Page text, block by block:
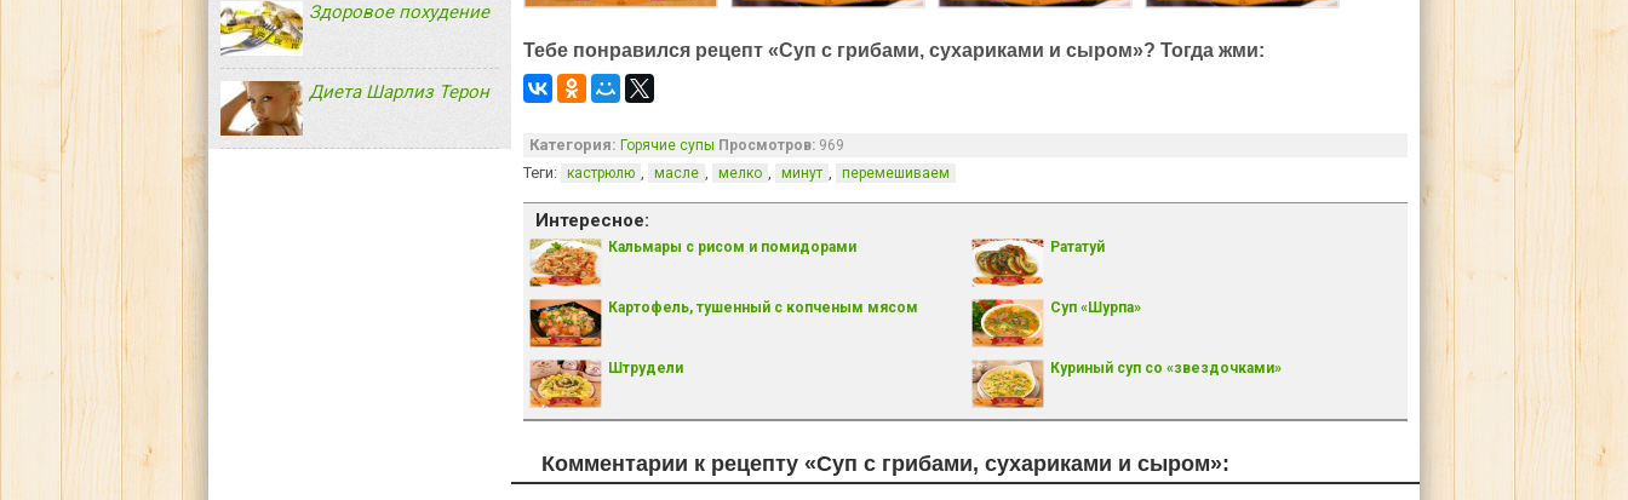
Здоровое похудение
Диета Шарлиз Терон
Тебе понравился рецепт «Суп с грибами, сухариками и сыром»? Тогда жми:
Категория: Горячие супы Просмотров: 969
Теги: кастрюлю , масле , мелко , минут , перемешиваем
Интересное:
Кальмары с рисом и помидорами Рататуй
Картофель, тушенный с копченым мясом Суп «Шурпа»
Штрудели Куриный суп со «звездочками»
Комментарии к рецепту «Суп с грибами, сухариками и сыром»: